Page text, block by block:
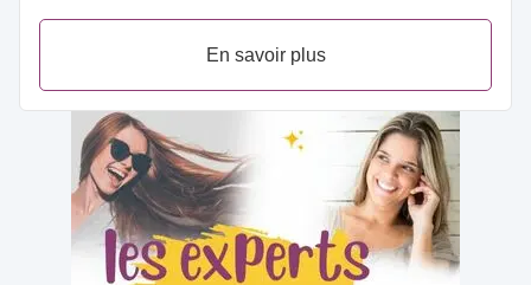
En savoir plus